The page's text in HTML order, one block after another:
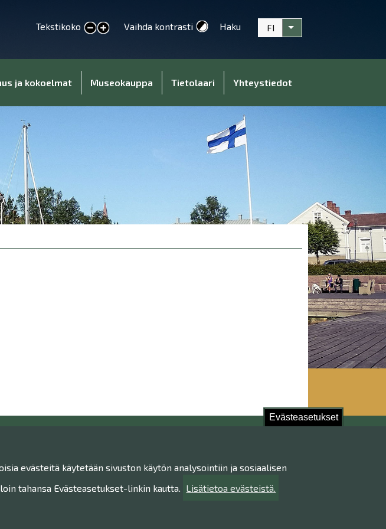
Evästeasetukset
evästeitä käytetään sivuston käytön analysointiin ja sosiaalisen
tahansa Evästeasetukset-linkin kautta.
Lisätietoa evästeistä.
Tekstikoko
Pienennä tekstikokoa
Suurenna tekstikokoa Vaihda kontrasti Haku FI Listaa lisätoiminnot
ja kokoelmat Museokauppa Tietolaari Yhteystiedot
Henkilötietojen käsittely
Saavutettavuusseloste